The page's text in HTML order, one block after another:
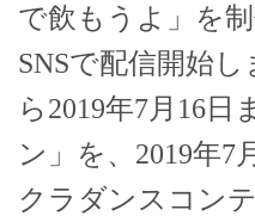
で飲もうよ」を
SNSで配信開始
ら2019年7月16
ン」を、2019年7
クラダンスコン